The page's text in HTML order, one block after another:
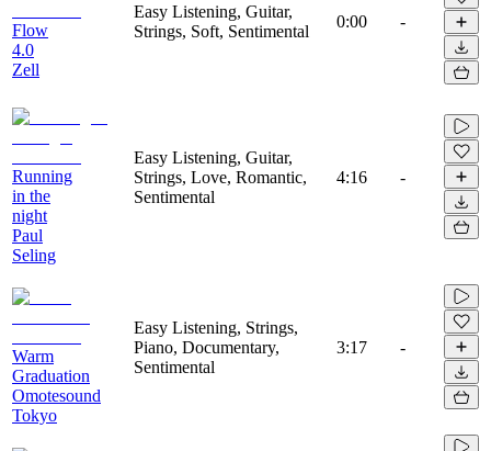
Flow
4.0
Zell
Easy Listening, Guitar,
Strings, Soft, Sentimental
0:00 -
Running
in the
night
Paul
Seling
Easy Listening, Guitar,
Strings, Love, Romantic,
Sentimental
4:16 -
Warm
Graduation
Omotesound
Tokyo
Easy Listening, Strings,
Piano, Documentary,
Sentimental
3:17 -